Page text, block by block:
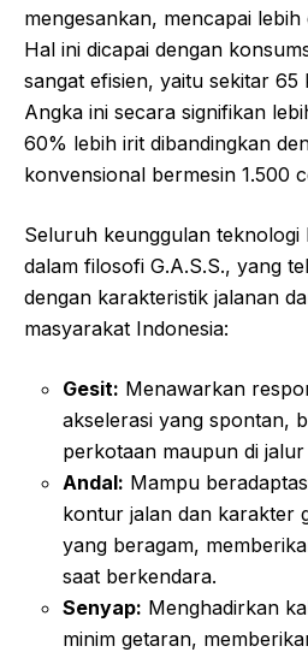
mengesankan, mencapai lebih
Hal ini dicapai dengan
sangat efisien, yaitu sekitar 65
Angka ini secara signifikan
60% lebih irit dibandingkan
konvensional bermesin 1.500
Seluruh keunggulan teknologi
dalam filosofi G.A.S.S., yang
dengan karakteristik jalanan
masyarakat Indonesia:
Gesit: Menawarkan
akselerasi yang spontan,
perkotaan maupun di jalur
Andal: Mampu
kontur jalan dan karakter
yang beragam,
saat berkendara.
Senyap: Menghadirkan
minim getaran,